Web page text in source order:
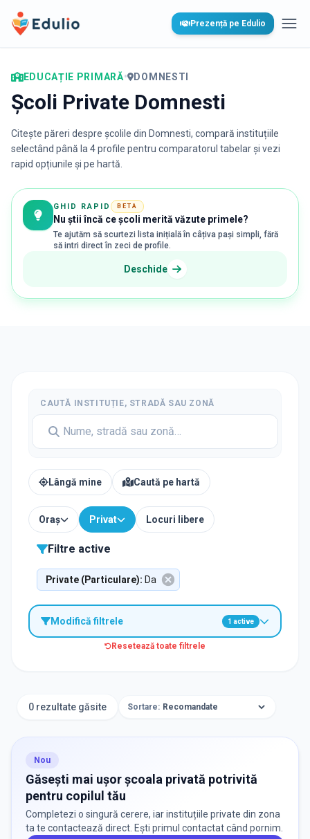
Edulio Prezență pe Edulio
EDUCAȚIE PRIMARĂ• DOMNESTI
Școli Private Domnesti
Citește păreri despre școlile din Domnesti, compară instituțiile
selectând până la 4 profile pentru comparatorul tabelar și vezi
rapid opțiunile și pe hartă.
GHID RAPID BETA
Nu știi încă ce școli merită văzute primele?
Te ajutăm să scurtezi lista inițială în câțiva pași simpli, fără
să intri direct în zeci de profile.
Deschide
CAUTĂ INSTITUȚIE, STRADĂ SAU ZONĂ
Lângă mine Caută pe hartă
Oraș Privat Locuri libere
Filtre active
Private (Particulare): Da
Modifică filtrele 1 active
Resetează toate filtrele
0 rezultate găsite Sortare:
Nou
Găsești mai ușor școala privată potrivită
pentru copilul tău
Completezi o singură cerere, iar instituțiile private din zona
ta te contactează direct. Ești primul contactat când pornim.